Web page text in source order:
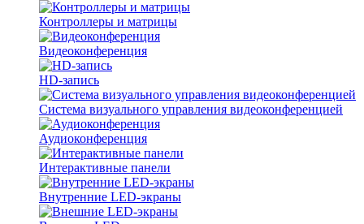
Контроллеры и матрицы
Видеоконференция
HD-запись
Система визуального управления видеоконференцией
Аудиоконференция
Интерактивные панели
Внутренние LED-экраны